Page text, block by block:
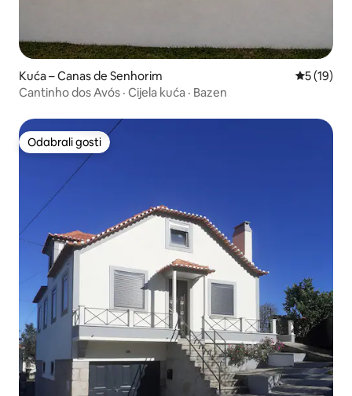
Kuća – Canas de Senhorim Prosječna
5 (19)
Cantinho dos Avós · Cijela kuća · Bazen
Odabrali gosti
Odabrali gosti